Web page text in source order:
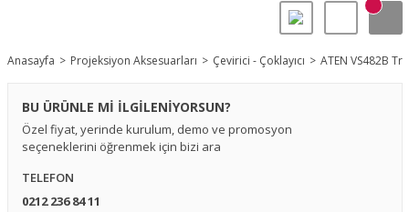
Anasayfa Projeksiyon Aksesuarları Çevirici - Çoklayıcı ATEN VS482B
BU ÜRÜNLE Mİ İLGİLENİYORSUN?
Özel fiyat, yerinde kurulum, demo ve promosyon
seçeneklerini öğrenmek için bizi ara
TELEFON
0212 236 84 11